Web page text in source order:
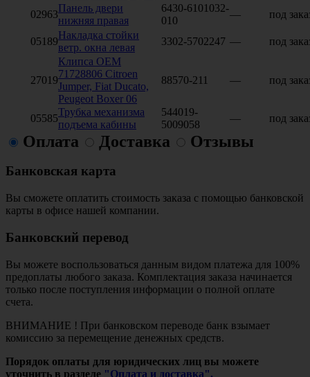
02963
Панель двери
нижняя правая
6430-6101032-
010
— под
05189
Накладка стойки
ветр. окна левая
3302-5702247 — под
27019
Клипса OEM
71728806 Citroen
Jumper, Fiat Ducato,
Peugeot Boxer 06
88570-211 — под
05585
Трубка механизма
подъема кабины
544019-
5009058
— под
Оплата Доставка Отзывы
Банковская карта
Вы сможете оплатить стоимость заказа с помощью банковской
карты в офисе нашей компании.
Банковский перевод
Вы можете воспользоваться данным видом платежа для 100%
предоплаты любого заказа. Комплектация заказа начинается
только после поступления информации о полной оплате
счета.
ВНИМАНИЕ ! При банковском переводе банк взымает
комиссию за перемещение денежных средств.
Порядок оплаты для юридических лиц вы можете
уточнить в разделе "Оплата и доставка".